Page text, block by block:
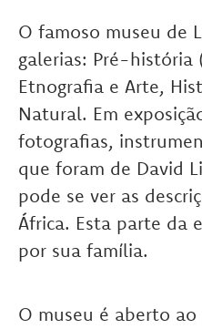
O famoso museu de
galerias: Pré-história
Etnografia e Arte,
Natural. Em
fotografias,
que foram de David
pode se ver as
África. Esta parte da
por sua família.
O museu é aberto